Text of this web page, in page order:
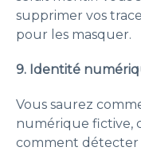
supprimer vos
pour les masquer.
9. Identité
Vous saurez
numérique fictive,
comment détecter